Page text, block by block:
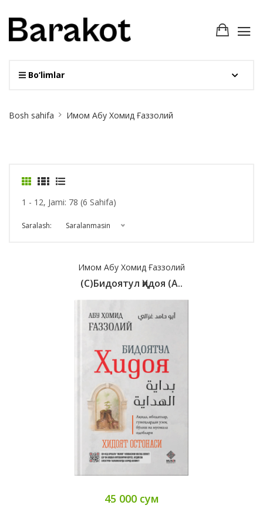
Bo‘limlar
Breadcrumb
Bosh sahifa Имом Абу Хомид Ғаззолий
1 - 12, Jami: 78 (6 Sahifa)
Saralash: Saralanmasin
Имом Абу Хомид Ғаззолий
(c)Бидоятул Ҳидоя (А..
45 000 сум